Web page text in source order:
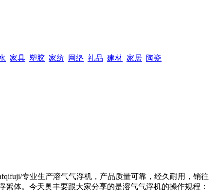
家具 塑胶 家纺 网络 礼品 建材 家居 陶瓷
专业生产溶气气浮机，产品质量可靠，经久耐用，销往
体。今天奥丰要跟大家分享的是溶气气浮机的操作规程：